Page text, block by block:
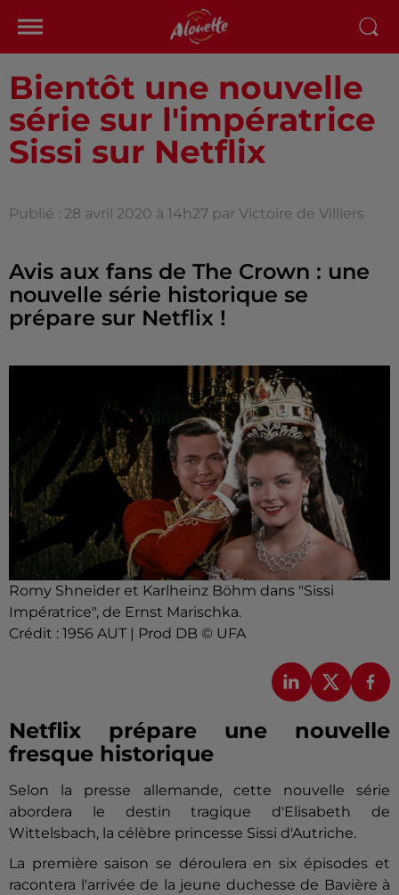
Bientôt une nouvelle
série sur l'impératrice
Sissi sur Netflix
Publié : 28 avril 2020 à 14h27 par Victoire de Villiers
Avis aux fans de The Crown : une
nouvelle série historique se
prépare sur Netflix !
Romy Shneider et Karlheinz Böhm dans "Sissi
Impératrice", de Ernst Marischka.
Crédit : 1956 AUT | Prod DB © UFA
Netflix prépare une nouvelle
fresque historique
Selon la presse allemande, cette nouvelle série
abordera le destin tragique d'Elisabeth de
Wittelsbach, la célèbre princesse Sissi d'Autriche.
La première saison se déroulera en six épisodes et
racontera l'arrivée de la jeune duchesse de Bavière à